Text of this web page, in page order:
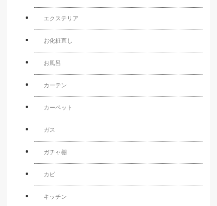
エクステリア
お化粧直し
お風呂
カーテン
カーペット
ガス
ガチャ棚
カビ
キッチン